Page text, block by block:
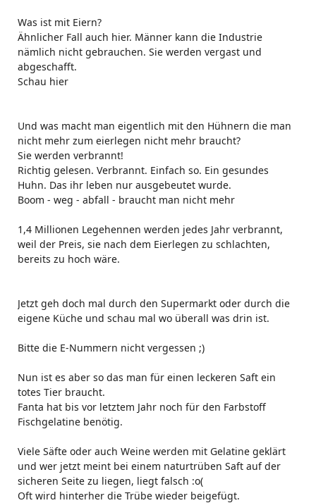
Was ist mit Eiern?
Ähnlicher Fall auch hier. Männer kann die Industrie
nämlich nicht gebrauchen. Sie werden vergast und
abgeschafft.
Schau hier
Und was macht man eigentlich mit den Hühnern die man
nicht mehr zum eierlegen nicht mehr braucht?
Sie werden verbrannt!
Richtig gelesen. Verbrannt. Einfach so. Ein gesundes
Huhn. Das ihr leben nur ausgebeutet wurde.
Boom - weg - abfall - braucht man nicht mehr
1,4 Millionen Legehennen werden jedes Jahr verbrannt,
weil der Preis, sie nach dem Eierlegen zu schlachten,
bereits zu hoch wäre.
Jetzt geh doch mal durch den Supermarkt oder durch die
eigene Küche und schau mal wo überall was drin ist.
Bitte die E-Nummern nicht vergessen ;)
Nun ist es aber so das man für einen leckeren Saft ein
totes Tier braucht.
Fanta hat bis vor letztem Jahr noch für den Farbstoff
Fischgelatine benötig.
Viele Säfte oder auch Weine werden mit Gelatine geklärt
und wer jetzt meint bei einem naturtrüben Saft auf der
sicheren Seite zu liegen, liegt falsch :o(
Oft wird hinterher die Trübe wieder beigefügt.